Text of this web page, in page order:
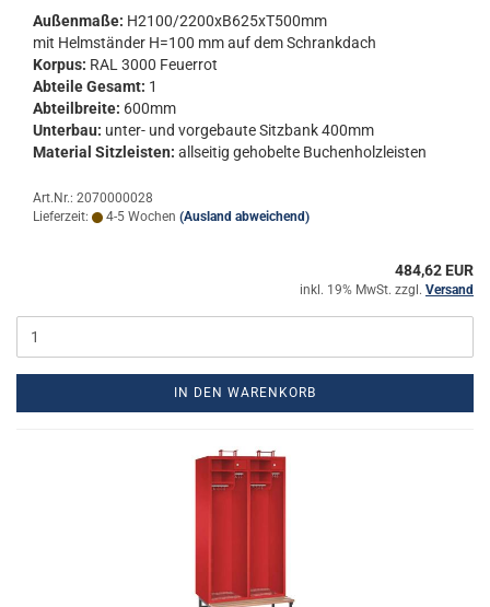
Au­ßen­ma­ße: H2100/2200xB625xT500mm
mit Helm­stän­der H=100 mm auf dem Schrank­dach
Kor­pus: RAL 3000 Feu­er­rot
Ab­tei­le Ge­samt: 1
Ab­teil­brei­te: 600mm
Un­ter­bau: unter-​ und vor­ge­bau­te Sitz­bank 400mm
Ma­te­ri­al Sitz­leis­ten: all­sei­tig ge­ho­bel­te Bu­chen­holz­leis­ten
Art.Nr.: 2070000028
Lieferzeit:
4-5 Wochen (Ausland abweichend)
484,62 EUR
inkl. 19% MwSt. zzgl. Versand
IN DEN WARENKORB